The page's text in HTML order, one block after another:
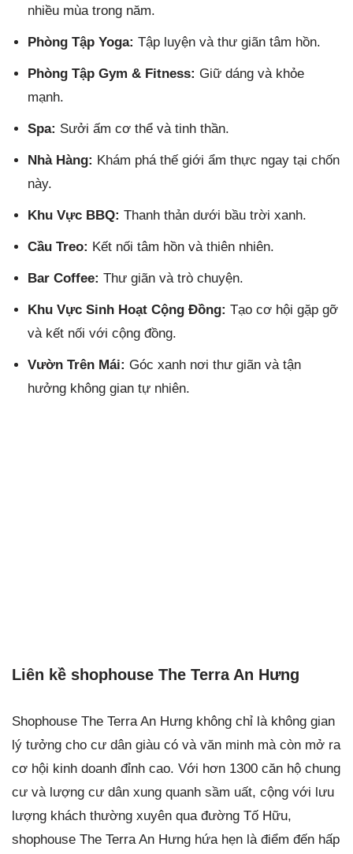
nhiều mùa trong năm.
Phòng Tập Yoga: Tập luyện và thư giãn tâm hồn.
Phòng Tập Gym & Fitness: Giữ dáng và khỏe
mạnh.
Spa: Sưởi ấm cơ thể và tinh thần.
Nhà Hàng: Khám phá thế giới ẩm thực ngay tại chốn
này.
Khu Vực BBQ: Thanh thản dưới bầu trời xanh.
Cầu Treo: Kết nối tâm hồn và thiên nhiên.
Bar Coffee: Thư giãn và trò chuyện.
Khu Vực Sinh Hoạt Cộng Đồng: Tạo cơ hội gặp gỡ
và kết nối với cộng đồng.
Vườn Trên Mái: Góc xanh nơi thư giãn và tận
hưởng không gian tự nhiên.
Liên kề shophouse The Terra An Hưng
Shophouse The Terra An Hưng không chỉ là không gian
lý tưởng cho cư dân giàu có và văn minh mà còn mở ra
cơ hội kinh doanh đỉnh cao. Với hơn 1300 căn hộ chung
cư và lượng cư dân xung quanh sầm uất, cộng với lưu
lượng khách thường xuyên qua đường Tố Hữu,
shophouse The Terra An Hưng hứa hẹn là điểm đến hấp